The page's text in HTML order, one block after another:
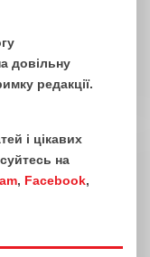
довільну
редакції.
і цікавих
на
, Facebook,